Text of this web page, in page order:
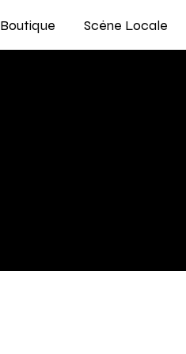
Boutique Scène Locale